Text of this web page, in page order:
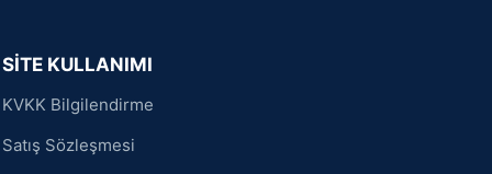
SİTE KULLANIMI
KVKK Bilgilendirme
Satış Sözleşmesi